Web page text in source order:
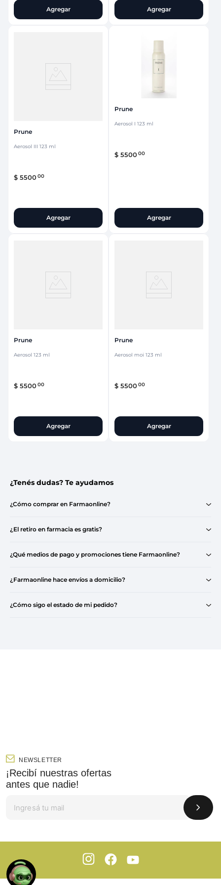
Agregar Agregar
Prune
Aerosol III 123 ml
$ 550000
Agregar
Prune
Aerosol I 123 ml
$ 550000
Agregar
Prune
Aerosol 123 ml
$ 550000
Agregar
Prune
Aerosol moi 123 ml
$ 550000
Agregar
¿Tenés dudas? Te ayudamos
¿Cómo comprar en Farmaonline?
¿El retiro en farmacia es gratis?
¿Qué medios de pago y promociones tiene Farmaonline?
¿Farmaonline hace envíos a domicilio?
¿Cómo sigo el estado de mi pedido?
NEWSLETTER
¡Recibí nuestras ofertas
antes que nadie!